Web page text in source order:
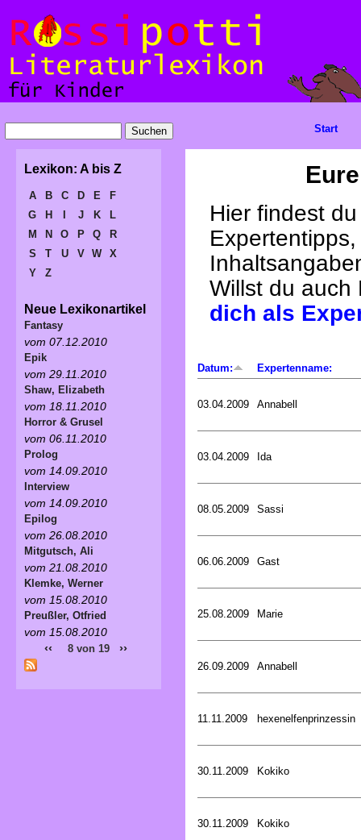
Hier findest
Willst du
dich als
Datum: Expertenname:
03.04.2009 Annabell
03.04.2009 Ida
08.05.2009 Sassi
06.06.2009 Gast
25.08.2009 Marie
26.09.2009 Annabell
11.11.2009 hexenelfenprinzessin
30.11.2009 Kokiko
30.11.2009 Kokiko
Start
Lexikon: A bis Z
A B C D E
F
G
H J K
L
M
N O P Q
R
S
T U V W
X
Y
Z
Neue Lexikonartikel
Fantasy
vom 07.12.2010
Epik
vom 29.11.2010
Shaw, Elizabeth
vom 18.11.2010
Horror & Grusel
vom 06.11.2010
Prolog
vom 14.09.2010
Interview
vom 14.09.2010
Epilog
vom 26.08.2010
Mitgutsch, Ali
vom 21.08.2010
Klemke, Werner
vom 15.08.2010
Preußler, Otfried
vom 15.08.2010
‹‹ 8 von 19 ››